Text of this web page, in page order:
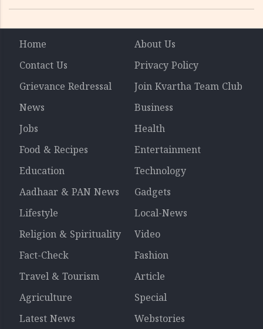
Home
About Us
Contact Us
Privacy Policy
Grievance Redressal
Join Kvartha Team Club
News
Business
Jobs
Health
Food & Recipes
Entertainment
Education
Technology
Aadhaar & PAN News
Gadgets
Lifestyle
Local-News
Religion & Spirituality
Video
Fact-Check
Fashion
Travel & Tourism
Article
Agriculture
Special
Latest News
Webstories